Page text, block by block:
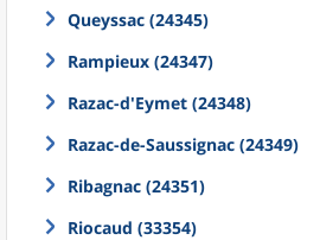
Queyssac (24345)
Rampieux (24347)
Razac-d'Eymet (24348)
Razac-de-Saussignac (24349)
Ribagnac (24351)
Riocaud (33354)